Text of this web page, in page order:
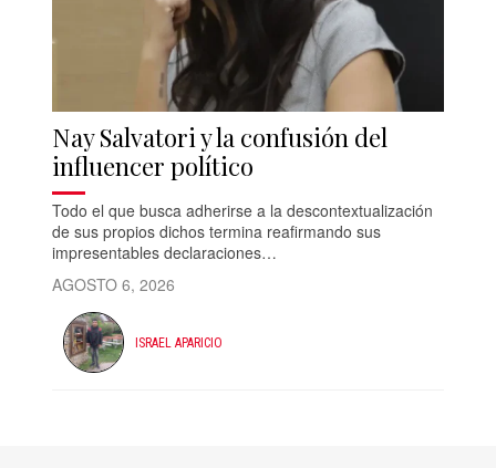
Nay Salvatori y la confusión del
influencer político
Todo el que busca adherirse a la descontextualización
de sus propios dichos termina reafirmando sus
impresentables declaraciones…
AGOSTO 6, 2026
ISRAEL APARICIO